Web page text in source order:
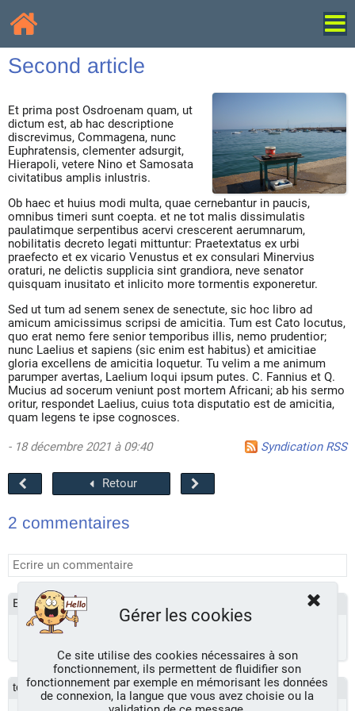
Second article
Et prima post Osdroenam quam, ut
dictum est, ab hac descriptione
discrevimus, Commagena, nunc
Euphratensis, clementer adsurgit,
Hierapoli, vetere Nino et Samosata
civitatibus amplis inlustris.
Ob haec et huius modi multa, quae cernebantur in paucis,
omnibus timeri sunt coepta. et ne tot malis dissimulatis
paulatimque serpentibus acervi crescerent aerumnarum,
nobilitatis decreto legati mittuntur: Praetextatus ex urbi
praefecto et ex vicario Venustus et ex consulari Minervius
oraturi, ne delictis supplicia sint grandiora, neve senator
quisquam inusitato et inlicito more tormentis exponeretur.
Sed ut tum ad senem senex de senectute, sic hoc libro ad
amicum amicissimus scripsi de amicitia. Tum est Cato locutus,
quo erat nemo fere senior temporibus illis, nemo prudentior;
nunc Laelius et sapiens (sic enim est habitus) et amicitiae
gloria excellens de amicitia loquetur. Tu velim a me animum
parumper avertas, Laelium loqui ipsum putes. C. Fannius et Q.
Mucius ad socerum veniunt post mortem Africani; ab his sermo
oritur, respondet Laelius, cuius tota disputatio est de amicitia,
quam legens te ipse cognosces.
- 18 décembre 2021 à 09:40 Syndication RSS
Retour
2 commentaires
Blablabla - 20/04/2024 - 17:25
Bonjour
toto - 23/01/2023 - 17:48
Gérer les cookies
Ce site utilise des cookies nécessaires à son
fonctionnement, ils permettent de fluidifier son
fonctionnement par exemple en mémorisant les données
de connexion, la langue que vous avez choisie ou la